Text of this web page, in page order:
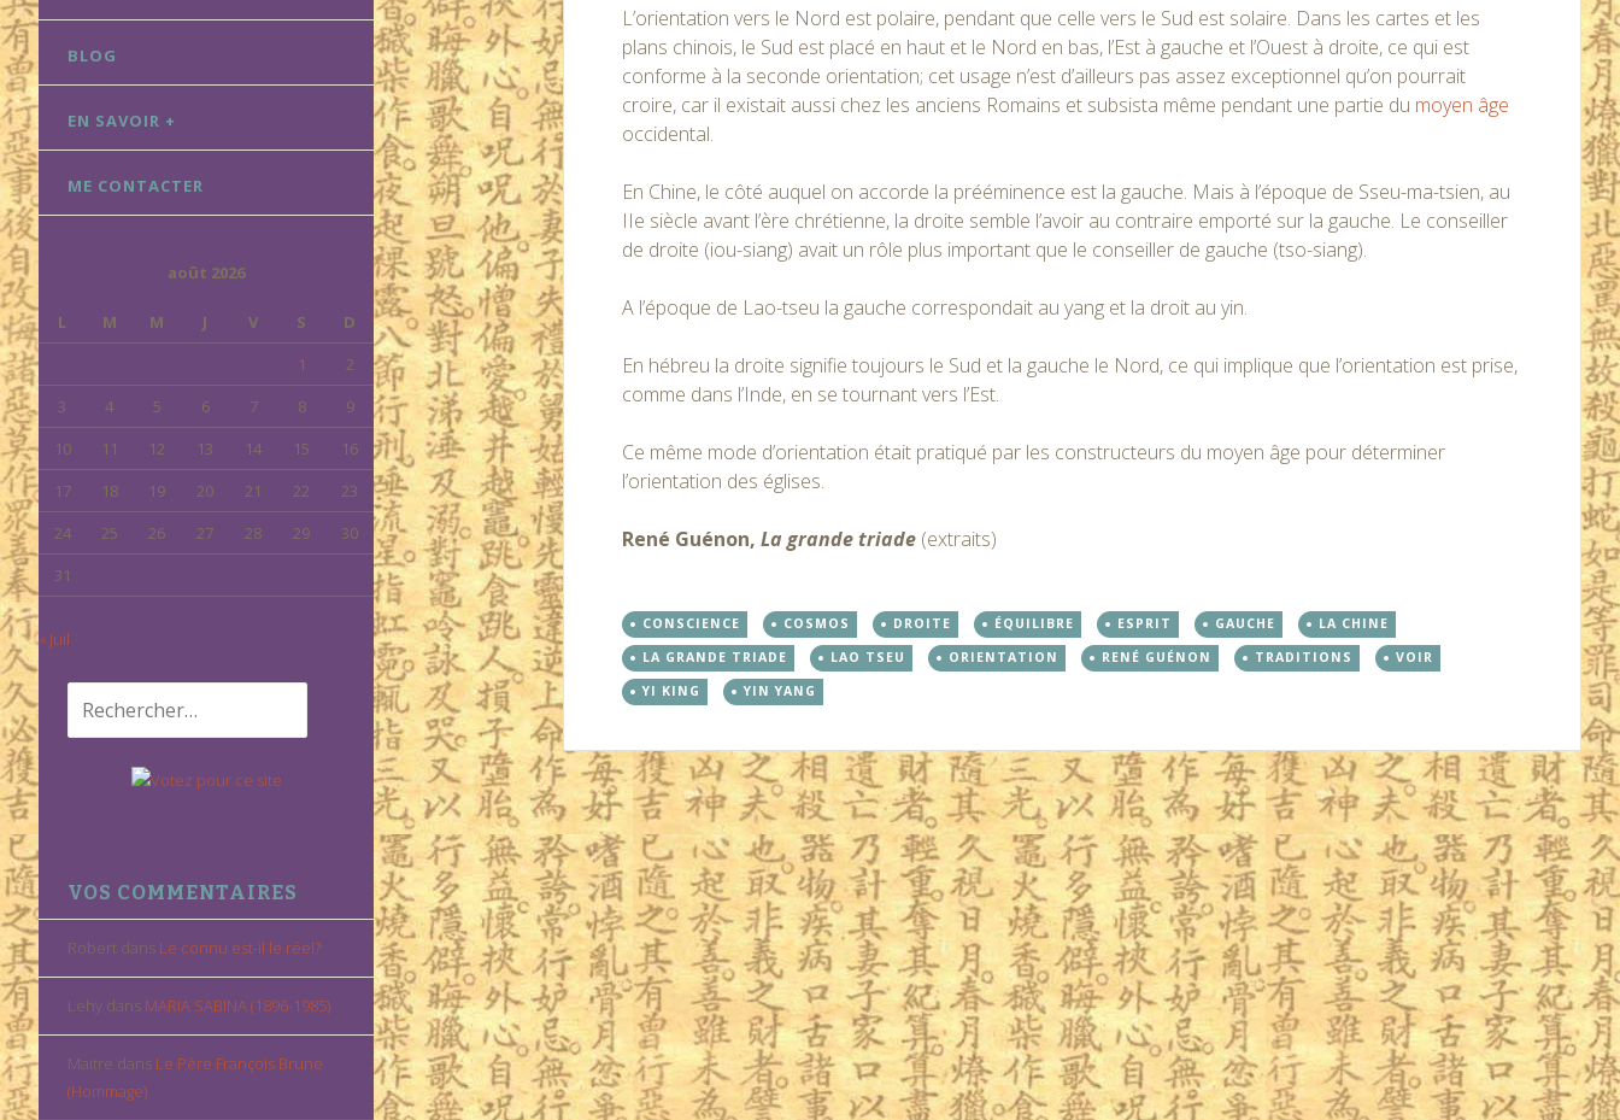
BLOG
EN SAVOIR +
ME CONTACTER
août 2026
L M M J V S
D
1
2
3
4 5 6 7 8
9
10
11 12 13 14 15
16
17
18 19 20 21 22
23
24
25 26 27 28 29
30
31
« Juil
Rechercher :
VOS COMMENTAIRES
Robert dans Le connu est-il le réel?
Lehy dans MARIA SABINA (1896-1985)
Maitre dans Le Père François Brune
(Hommage)
L’orientation vers le Nord est polaire, pendant que celle vers le Sud est solaire. Dans les cartes et les
plans chinois, le Sud est placé en haut et le Nord en bas, l’Est à gauche et l’Ouest à droite, ce qui est
conforme à la seconde orientation; cet usage n’est d’ailleurs pas assez exceptionnel qu’on pourrait
croire, car il existait aussi chez les anciens Romains et subsista même pendant une partie du moyen âge
occidental.
En Chine, le côté auquel on accorde la prééminence est la gauche. Mais à l’époque de Sseu-ma-tsien, au
IIe siècle avant l’ère chrétienne, la droite semble l’avoir au contraire emporté sur la gauche. Le conseiller
de droite (iou-siang) avait un rôle plus important que le conseiller de gauche (tso-siang).
A l’époque de Lao-tseu la gauche correspondait au yang et la droit au yin.
En hébreu la droite signifie toujours le Sud et la gauche le Nord, ce qui implique que l’orientation est prise,
comme dans l’Inde, en se tournant vers l’Est.
Ce même mode d’orientation était pratiqué par les constructeurs du moyen âge pour déterminer
l’orientation des églises.
René Guénon,La grande triade (extraits)
CONSCIENCE COSMOS DROITE ÉQUILIBRE ESPRIT GAUCHE
LA CHINE
LA GRANDE TRIADE
LAO TSEU ORIENTATION RENÉ GUÉNON TRADITIONS
VOIR
YI KING
YIN YANG